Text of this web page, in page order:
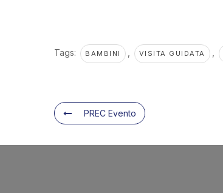
Tags: BAMBINI VISITA GUIDATA
PREC Evento